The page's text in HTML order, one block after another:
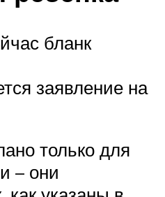
бланк
заявление на
только для
– они